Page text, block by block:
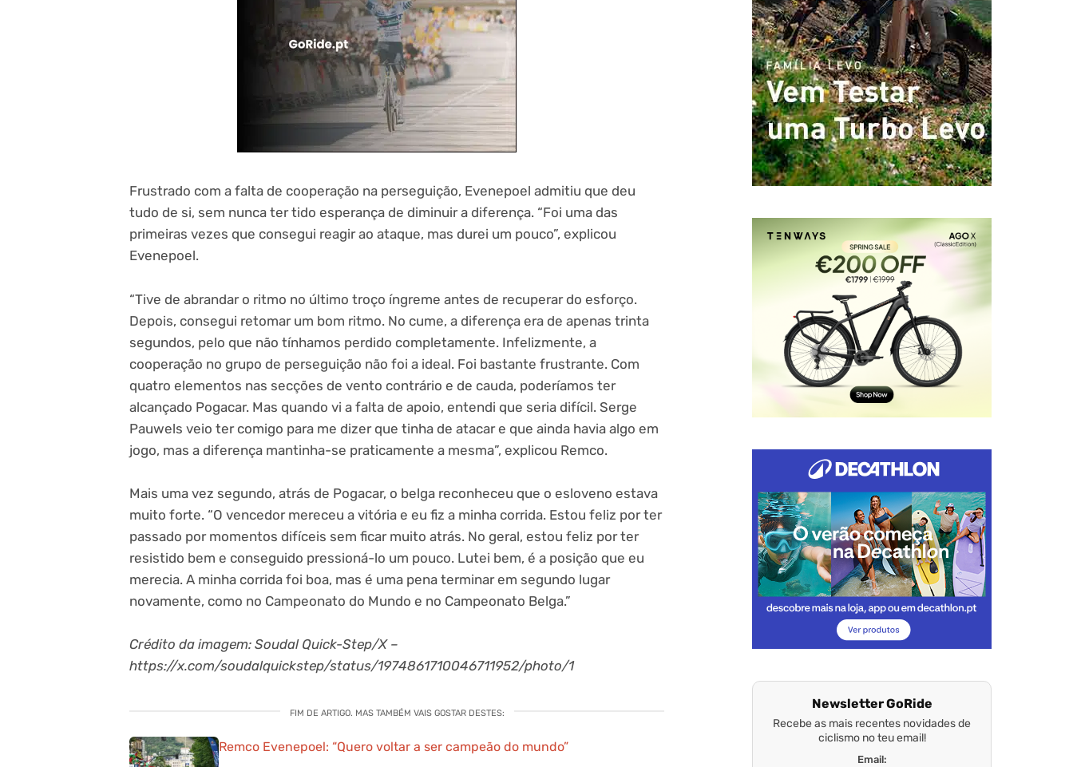
Frustrado com a falta de cooperação na perseguição, Evenepoel admitiu que deu
tudo de si, sem nunca ter tido esperança de diminuir a diferença. “Foi uma das
primeiras vezes que consegui reagir ao ataque, mas durei um pouco”, explicou
Evenepoel.
“Tive de abrandar o ritmo no último troço íngreme antes de recuperar do esforço.
Depois, consegui retomar um bom ritmo. No cume, a diferença era de apenas trinta
segundos, pelo que não tínhamos perdido completamente. Infelizmente, a
cooperação no grupo de perseguição não foi a ideal. Foi bastante frustrante. Com
quatro elementos nas secções de vento contrário e de cauda, ​​poderíamos ter
alcançado Pogacar. Mas quando vi a falta de apoio, entendi que seria difícil. Serge
Pauwels veio ter comigo para me dizer que tinha de atacar e que ainda havia algo em
jogo, mas a diferença mantinha-se praticamente a mesma”, explicou Remco.
Mais uma vez segundo, atrás de Pogacar, o belga reconheceu que o esloveno estava
muito forte. “O vencedor mereceu a vitória e eu fiz a minha corrida. Estou feliz por ter
passado por momentos difíceis sem ficar muito atrás. No geral, estou feliz por ter
resistido bem e conseguido pressioná-lo um pouco. Lutei bem, é a posição que eu
merecia. A minha corrida foi boa, mas é uma pena terminar em segundo lugar
novamente, como no Campeonato do Mundo e no Campeonato Belga.”
Crédito da imagem: Soudal Quick-Step/X –
https://x.com/soudalquickstep/status/1974861710046711952/photo/1
FIM DE ARTIGO. MAS TAMBÉM VAIS GOSTAR DESTES:
Remco Evenepoel: “Quero voltar a ser campeão do mundo”
Newsletter GoRide
Recebe as mais recentes novidades de
ciclismo no teu email!
Email: